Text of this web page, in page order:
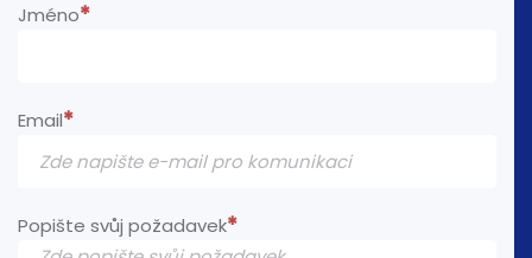
Jméno
Email
Popište svůj požadavek